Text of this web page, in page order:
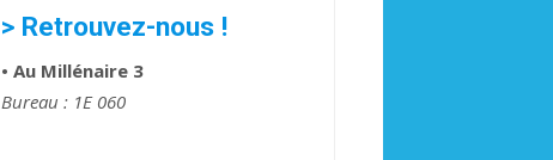
> Retrouvez-nous !
• Au Millénaire 3
Bureau : 1E 060